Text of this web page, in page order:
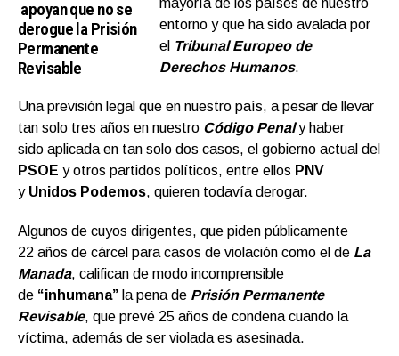
apoyan que no se
derogue la Prisión
Permanente
Revisable
mayoría de los países de nuestro
entorno y que ha sido avalada por
el Tribunal Europeo de
Derechos Humanos.
Una previsión legal que en nuestro país, a pesar de llevar
tan solo tres años en nuestro Código Penaly haber
sido aplicada en tan solo dos casos, el gobierno actual del
PSOE y otros partidos políticos, entre ellos PNV
y Unidos Podemos, quieren todavía derogar.
Algunos de cuyos dirigentes, que piden públicamente
22 años de cárcel para casos de violación como el de La
Manada, califican de modo incomprensible
de “inhumana” la pena de Prisión Permanente
Revisable, que prevé 25 años de condena cuando la
víctima, además de ser violada es asesinada.